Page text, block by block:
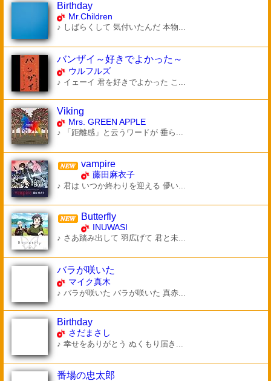
Birthday
Mr.Children
♪ しばらくして 気付いたんだ 本物...
バンザイ～好きでよかった～
ウルフルズ
♪ イェーイ 君を好きでよかった こ...
Viking
Mrs. GREEN APPLE
♪ 「距離感」と云うワードが 垂ら...
vampire
藤田麻衣子
♪ 君は いつか終わりを迎える 儚い...
Butterfly
INUWASI
♪ さあ踏み出して 羽広げて 君と未...
バラが咲いた
マイク真木
♪ バラが咲いた バラが咲いた 真赤...
Birthday
さだまさし
♪ 幸せをありがとう ぬくもり届き...
番場の忠太郎